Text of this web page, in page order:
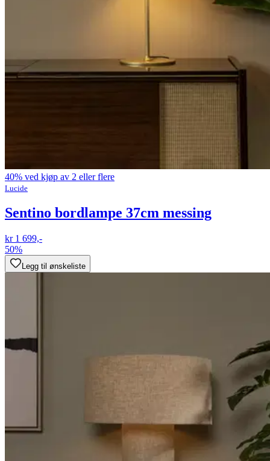
40% ved kjøp av 2 eller flere
Lucide
Sentino bordlampe 37cm messing
kr 1 699,-
50%
Legg til ønskeliste